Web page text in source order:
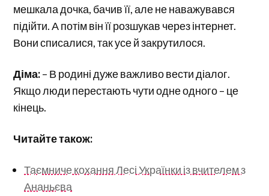
мешкала дочка, бачив її, але не наважувався
підійти. А потім він її розшукав через інтернет.
Вони списалися, так усе й закрутилося.
Діма:– В родині дуже важливо вести діалог.
Якщо люди перестають чути одне одного – це
кінець.
Читайте також:
Таємниче кохання Лесі Українки із вчителем з
Ананьєва